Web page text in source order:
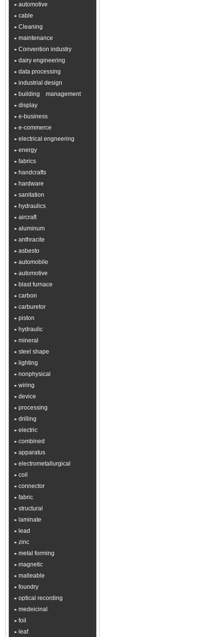
automotive
cable
Cleaning
maintenance
Convention industry
dairy engineering
data processing
industrial design
building management
display
e-business
e-commerce
electrical engneering
energy
fabrics
handcrafts
hardware
sanitation
hydraulics
aircraft
aluminum
anthracite
asbesto
automobile
automotive
blast furnace
carbon
carburetor
piston
hydraulic
mineral
steel shape
lighting
nonphysical
wiring
device
processing
drilling
electric
combined
apparatus
electrometallurgical
coil
connector
fabric
structural
laminate
lead
zinc
metal forming
magnetic
malleable
foundry
optical recording
medeicinal
foil
leaf